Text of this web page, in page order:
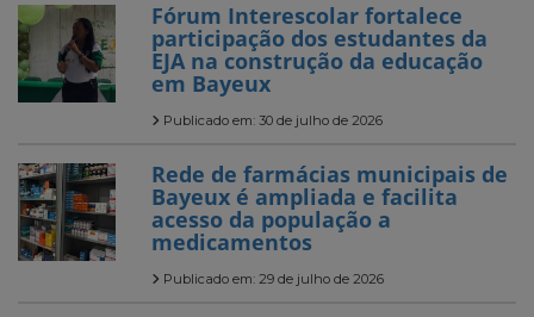
Fórum Interescolar fortalece
participação dos estudantes da
EJA na construção da educação
em Bayeux
Publicado em: 30 de julho de 2026
Rede de farmácias municipais de
Bayeux é ampliada e facilita
acesso da população a
medicamentos
Publicado em: 29 de julho de 2026